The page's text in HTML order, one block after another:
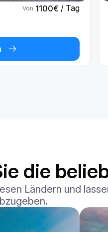
Von 1100€ / Tag
Von 750 € / Tag
die
Ländern und